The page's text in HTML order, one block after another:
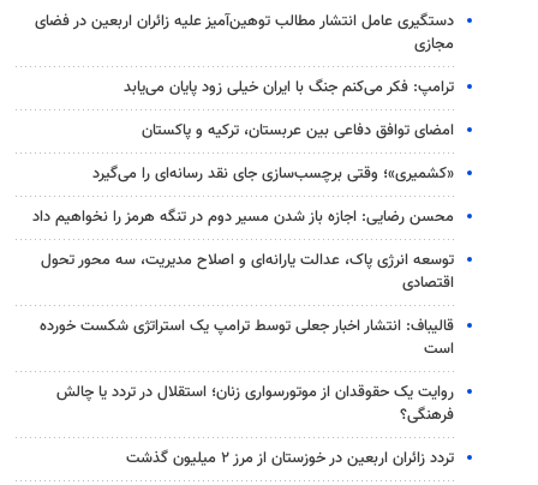
دستگیری عامل انتشار مطالب توهین‌آمیز علیه زائران اربعین در فضای
مجازی
ترامپ: فکر می‌کنم جنگ با ایران خیلی زود پایان می‌یابد
امضای توافق دفاعی بین عربستان، ترکیه و پاکستان
«کشمیری»؛ وقتی برچسب‌سازی جای نقد رسانه‌ای را می‌گیرد
محسن رضایی: اجازه باز شدن مسیر دوم در تنگه هرمز را نخواهیم داد
توسعه انرژی پاک، عدالت یارانه‌ای و اصلاح مدیریت، سه محور تحول
اقتصادی
قالیباف: انتشار اخبار جعلی توسط ترامپ یک استراتژی شکست خورده
است
روایت یک حقوقدان از موتورسواری زنان؛ استقلال در تردد یا چالش
فرهنگی؟
تردد زائران اربعین در خوزستان از مرز ۲ میلیون گذشت